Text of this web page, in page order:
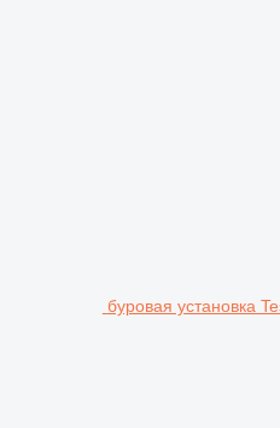
буровая установка